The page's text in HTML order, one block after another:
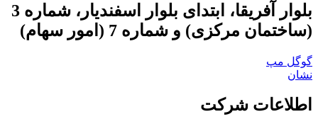
بلوار آفریقا، ابتدای بلوار اسفندیار، شماره 3
(ساختمان مرکزی) و شماره 7 (امور سهام)
گوگل مپ
نشان
اطلاعات شرکت